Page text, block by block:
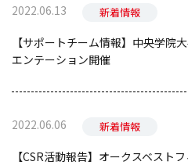
2022.06.13 新着情報
【サポートチーム情報】中央学院
エンテーション開催
2022.06.06 新着情報
【CSR活動報告】オークスベス